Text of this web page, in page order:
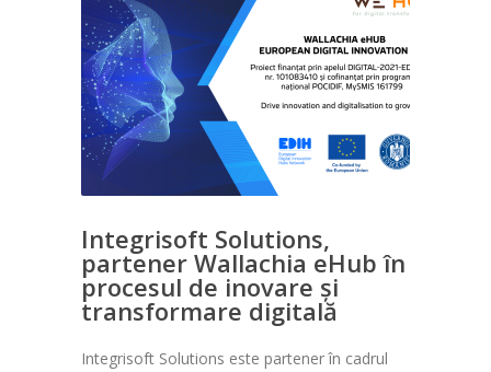
Integrisoft Solutions,
partener Wallachia eHub în
procesul de inovare și
transformare digitală
Integrisoft Solutions este partener în cadrul